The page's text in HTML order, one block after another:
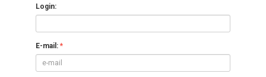
Login:
E-mail: